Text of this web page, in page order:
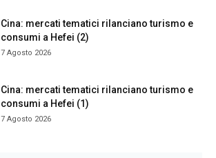
Cina: mercati tematici rilanciano turismo e
consumi a Hefei (2)
7 Agosto 2026
Cina: mercati tematici rilanciano turismo e
consumi a Hefei (1)
7 Agosto 2026